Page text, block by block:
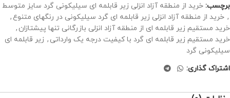
برچسب: خرید از منطقه آزاد انزلی زیر قابلمه ای سیلیکونی گرد سایز متوسط
, خرید از منطقه آزاد انزلی زیر قابلمه ای گرد سیلیکونی در رنگهای متنوع ,
خرید مستقیم زیر قابلمه ای از منطقه آزاد انزلی بازرگانی تنها پیشتازان ,
خرید مستقیم زیر قابلمه ای گرد با کیفیت درجه یک وارداتی , زیر قابلمه ای
سیلیکونی گرد
اشتراک گذاری: